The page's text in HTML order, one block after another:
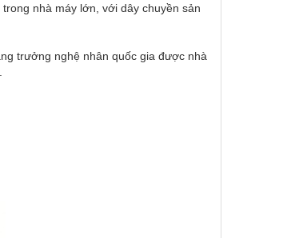
nhà máy lớn, với dây chuyền sản
trưởng nghệ nhân quốc gia được nhà